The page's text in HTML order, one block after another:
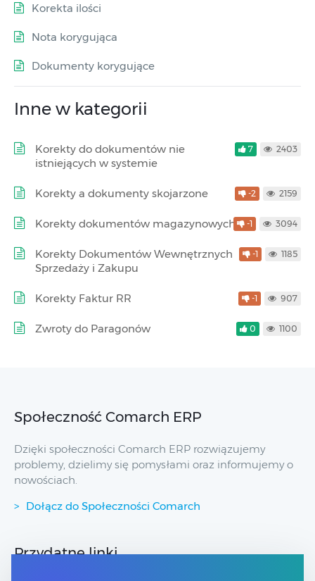
Korekta ilości
Nota korygująca
Dokumenty korygujące
Inne w kategorii
Korekty do dokumentów nie
istniejących w systemie
7 2403
Korekty a dokumenty skojarzone -2 2159
Korekty dokumentów magazynowych -1 3094
Korekty Dokumentów Wewnętrznych
Sprzedaży i Zakupu
-1 1185
Korekty Faktur RR -1 907
Zwroty do Paragonów 0 1100
Społeczność Comarch ERP
Dzięki społeczności Comarch ERP rozwiązujemy
problemy, dzielimy się pomysłami oraz informujemy o
nowościach.
Dołącz do Społeczności Comarch
Przydatne linki